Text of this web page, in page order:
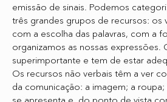
emissão de sinais. Podemos
três grandes grupos de recursos: os
com a escolha das palavras, com a
organizamos as nossas expressões.
superimportante e tem de estar
Os recursos não verbais têm a ver
da comunicação: a imagem; a